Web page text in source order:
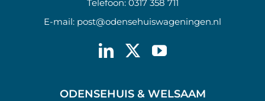
Telefoon: 0317 358 711
E-mail: post@odensehuiswageningen.nl
ODENSEHUIS & WELSAAM